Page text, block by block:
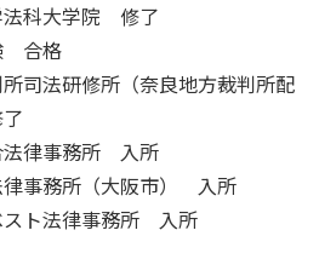
法科大学院 修了
合格
司法研修所（奈良地方裁判所配
法律事務所 入所
律事務所（大阪市） 入所
スト法律事務所 入所